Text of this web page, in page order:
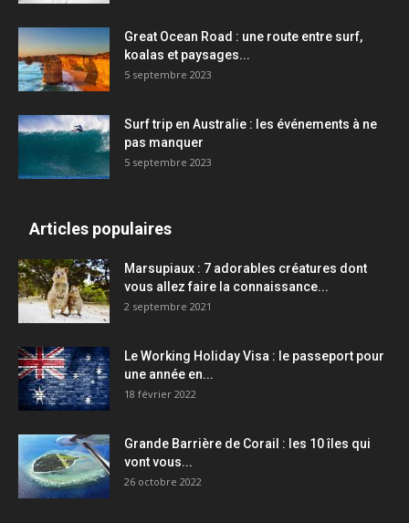
Great Ocean Road : une route entre surf,
koalas et paysages...
5 septembre 2023
Surf trip en Australie : les événements à ne
pas manquer
5 septembre 2023
Articles populaires
Marsupiaux : 7 adorables créatures dont
vous allez faire la connaissance...
2 septembre 2021
Le Working Holiday Visa : le passeport pour
une année en...
18 février 2022
Grande Barrière de Corail : les 10 îles qui
vont vous...
26 octobre 2022